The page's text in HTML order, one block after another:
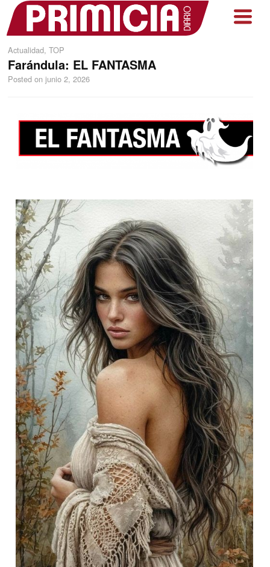
Actualidad, TOP
Farándula: EL FANTASMA
Posted on junio 2, 2026